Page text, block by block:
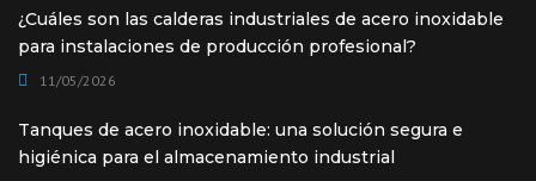
¿Cuáles son las calderas industriales de acero inoxidable
para instalaciones de producción profesional?
11/05/2026
Tanques de acero inoxidable: una solución segura e
higiénica para el almacenamiento industrial